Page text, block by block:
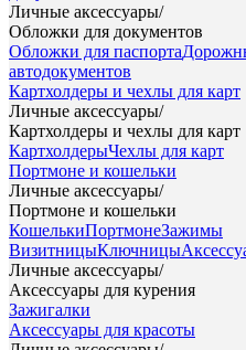
Личные аксессуары/
Обложки для документов
Обложки для паспорта
автодокументов
Картхолдеры и чехлы для карт
Личные аксессуары/
Картхолдеры и чехлы для карт
КартхолдерыЧехлы для карт
Портмоне и кошельки
Личные аксессуары/
Портмоне и кошельки
КошелькиПортмонеЗажимы
ВизитницыКлючницы
Личные аксессуары/
Аксессуары для курения
Зажигалки
Аксессуары для красоты